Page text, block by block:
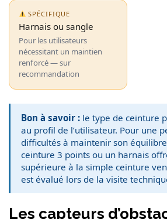
SPÉCIFIQUE
Harnais ou sangle
Pour les utilisateurs
nécessitant un maintien
renforcé — sur
recommandation
Bon à savoir :le type de ceinture
au profil de l’utilisateur. Pour une
difficultés à maintenir son
ceinture 3 points ou un harnais
supérieure à la simple ceinture
est évalué lors de la visite
Les capteurs